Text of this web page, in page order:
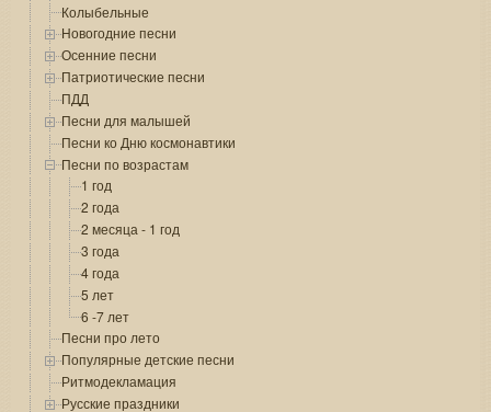
Колыбельные
Новогодние песни
Осенние песни
Патриотические песни
ПДД
Песни для малышей
Песни ко Дню космонавтики
Песни по возрастам
1 год
2 года
2 месяца - 1 год
3 года
4 года
5 лет
6 -7 лет
Песни про лето
Популярные детские песни
Ритмодекламация
Русские праздники